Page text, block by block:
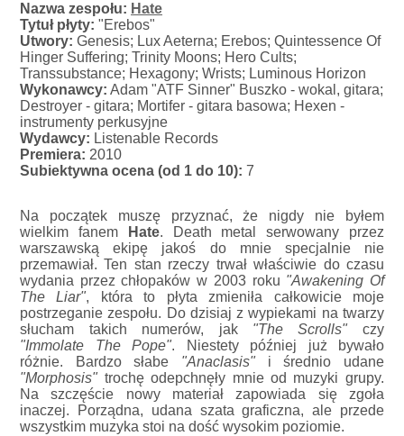
Nazwa zespołu: Hate
Tytuł płyty: "Erebos"
Utwory: Genesis; Lux Aeterna; Erebos; Quintessence Of
Hinger Suffering; Trinity Moons; Hero Cults;
Transsubstance; Hexagony; Wrists; Luminous Horizon
Wykonawcy: Adam "ATF Sinner" Buszko - wokal, gitara;
Destroyer - gitara; Mortifer - gitara basowa; Hexen -
instrumenty perkusyjne
Wydawcy: Listenable Records
Premiera: 2010
Subiektywna ocena (od 1 do 10): 7
Na początek muszę przyznać, że nigdy nie byłem
wielkim fanem
Hate. Death metal serwowany przez
warszawską ekipę jakoś do mnie specjalnie nie
przemawiał. Ten stan rzeczy trwał właściwie do czasu
wydania przez chłopaków w 2003 roku "Awakening Of
The Liar", która to płyta zmieniła całkowicie moje
postrzeganie zespołu. Do dzisiaj z wypiekami na twarzy
słucham takich numerów, jak "The Scrolls"czy
"Immolate The Pope". Niestety później już bywało
różnie. Bardzo słabe "Anaclasis"i średnio udane
"Morphosis"trochę odepchnęły mnie od muzyki grupy.
Na szczęście nowy materiał zapowiada się zgoła
inaczej. Porządna, udana szata graficzna, ale przede
wszystkim muzyka stoi na dość wysokim poziomie.